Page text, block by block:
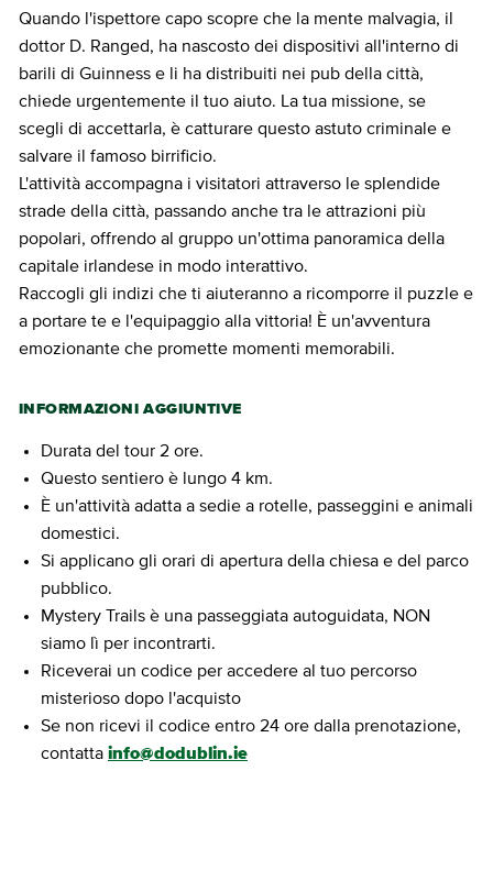
Quando l'ispettore capo scopre che la mente malvagia, il
dottor D. Ranged, ha nascosto dei dispositivi all'interno di
barili di Guinness e li ha distribuiti nei pub della città,
chiede urgentemente il tuo aiuto. La tua missione, se
scegli di accettarla, è catturare questo astuto criminale e
salvare il famoso birrificio.
L'attività accompagna i visitatori attraverso le splendide
strade della città, passando anche tra le attrazioni più
popolari, offrendo al gruppo un'ottima panoramica della
capitale irlandese in modo interattivo.
Raccogli gli indizi che ti aiuteranno a ricomporre il puzzle e
a portare te e l'equipaggio alla vittoria! È un'avventura
emozionante che promette momenti memorabili.
INFORMAZIONI AGGIUNTIVE
Durata del tour 2 ore.
Questo sentiero è lungo 4 km.
È un'attività adatta a sedie a rotelle, passeggini e animali
domestici.
Si applicano gli orari di apertura della chiesa e del parco
pubblico.
Mystery Trails è una passeggiata autoguidata, NON
siamo lì per incontrarti.
Riceverai un codice per accedere al tuo percorso
misterioso dopo l'acquisto
Se non ricevi il codice entro 24 ore dalla prenotazione,
contatta info@dodublin.ie